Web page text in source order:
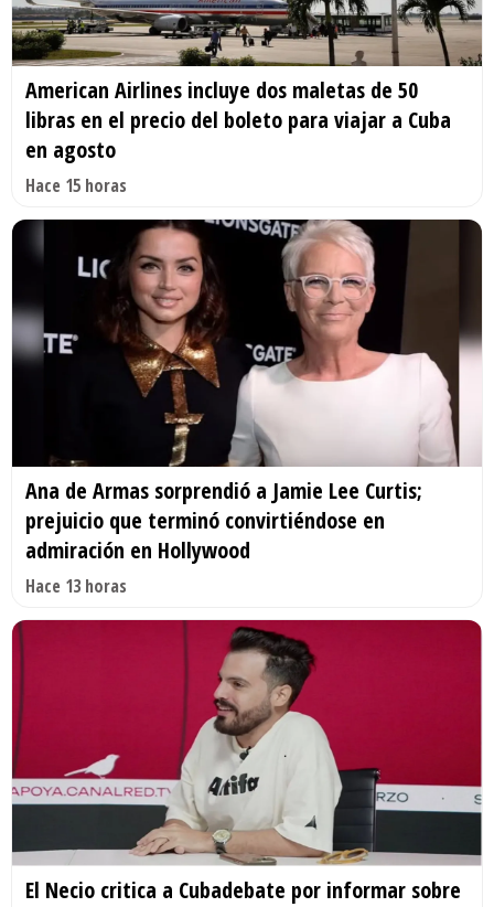
American Airlines incluye dos maletas de 50
libras en el precio del boleto para viajar a Cuba
en agosto
Hace 15 horas
Ana de Armas sorprendió a Jamie Lee Curtis;
prejuicio que terminó convirtiéndose en
admiración en Hollywood
Hace 13 horas
El Necio critica a Cubadebate por informar sobre